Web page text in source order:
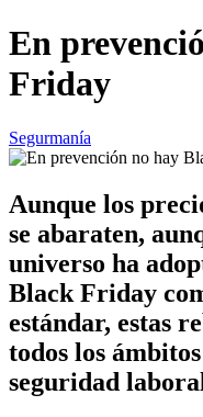
En
Friday
Segurmanía
Aunque los
se abaraten,
universo ha
Black Friday
estándar, estas
todos los
seguridad